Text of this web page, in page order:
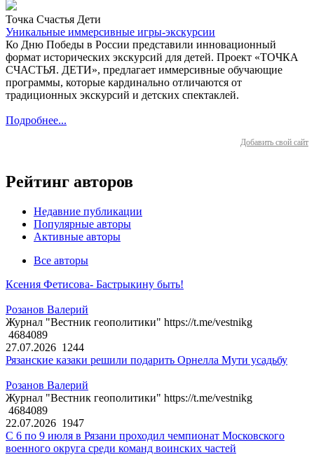
Точка Счастья Дети
Уникальные иммерсивные игры-экскурсии
Ко Дню Победы в России представили инновационный
формат исторических экскурсий для детей. Проект «ТОЧКА
СЧАСТЬЯ. ДЕТИ», предлагает иммерсивные обучающие
программы, которые кардинально отличаются от
традиционных экскурсий и детских спектаклей.
Подробнее...
Добавить свой сайт
Рейтинг авторов
Недавние публикации
Популярные авторы
Активные авторы
Все авторы
Ксения Фетисова- Бастрыкину быть!
Розанов Валерий
Журнал "Вестник геополитики" https://t.me/vestnikg
4684089
27.07.2026 1244
Рязанские казаки решили подарить Орнелла Мути усадьбу
Розанов Валерий
Журнал "Вестник геополитики" https://t.me/vestnikg
4684089
22.07.2026 1947
С 6 по 9 июля в Рязани проходил чемпионат Московского
военного округа среди команд воинских частей